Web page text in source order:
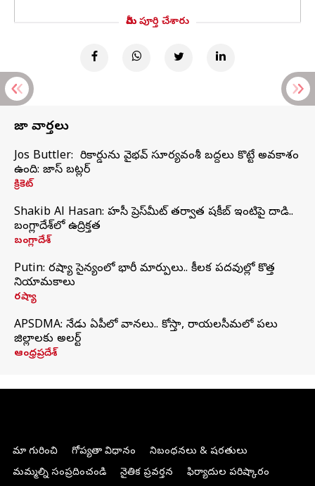
మీరు పూర్తి చేశారు
తాజా వార్తలు
Jos Buttler: నా రికార్డును వైభవ్ సూర్యవంశీ బద్దలు కొట్టే అవకాశం
ఉంది: జాస్ బట్లర్
క్రికెట్
Shakib Al Hasan: హసీనా ప్రెస్‌మీట్‌ తర్వాత షకీబ్‌ ఇంటిపై దాడి..
బంగ్లాదేశ్‌లో ఉద్రిక్తత
బంగ్లాదేశ్
Putin: రష్యా సైన్యంలో భారీ మార్పులు.. కీలక పదవుల్లో కొత్త
నియామకాలు
రష్యా
APSDMA: నేడు ఏపీలో వానలు.. కోస్తా, రాయలసీమలో పలు
జిల్లాలకు అలర్ట్
ఆంధ్రప్రదేశ్
మా గురించి గోప్యతా విధానం
నిబంధనలు & షరతులు
మమ్మల్ని సంప్రదించండి
నైతిక ప్రవర్తన ఫిర్యాదుల పరిష్కారం